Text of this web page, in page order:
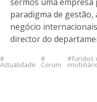
paradigma de gestão,
negócio
director do
Actualidade Corum
fundos